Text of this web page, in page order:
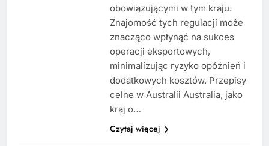
obowiązującymi w tym kraju.
Znajomość tych regulacji może
znacząco wpłynąć na sukces
operacji eksportowych,
minimalizując ryzyko opóźnień i
dodatkowych kosztów. Przepisy
celne w Australii Australia, jako
kraj o…
Czytaj więcej